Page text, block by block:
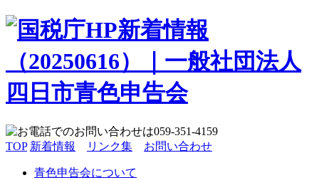
TOP 新着情報 リンク集 お問い合わせ
青色申告会について